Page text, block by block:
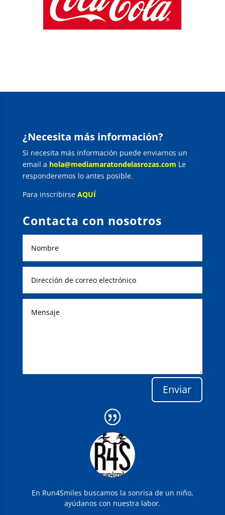
¿Necesita más información?
Si necesita más información puede enviarnos un
email a hola@mediamaratondelasrozas.com Le
responderemos lo antes posible.
Para inscribirse AQUÍ
Contacta con nosotros
Enviar
En Run4Smiles buscamos la sonrisa de un niño,
ayúdanos con nuestra labor.